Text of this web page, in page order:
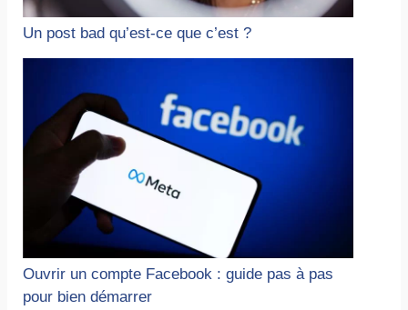
Un post bad qu’est-ce que c’est ?
Ouvrir un compte Facebook : guide pas à pas
pour bien démarrer